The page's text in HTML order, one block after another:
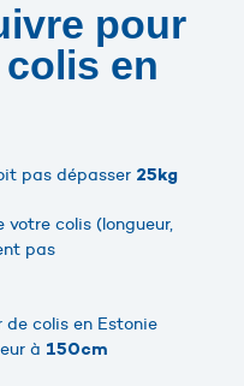
pour
en
pas dépasser 25kg
votre colis (longueur,
pas
de colis en Estonie
à 150cm